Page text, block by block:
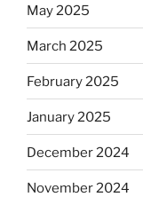
May 2025
March 2025
February 2025
January 2025
December 2024
November 2024